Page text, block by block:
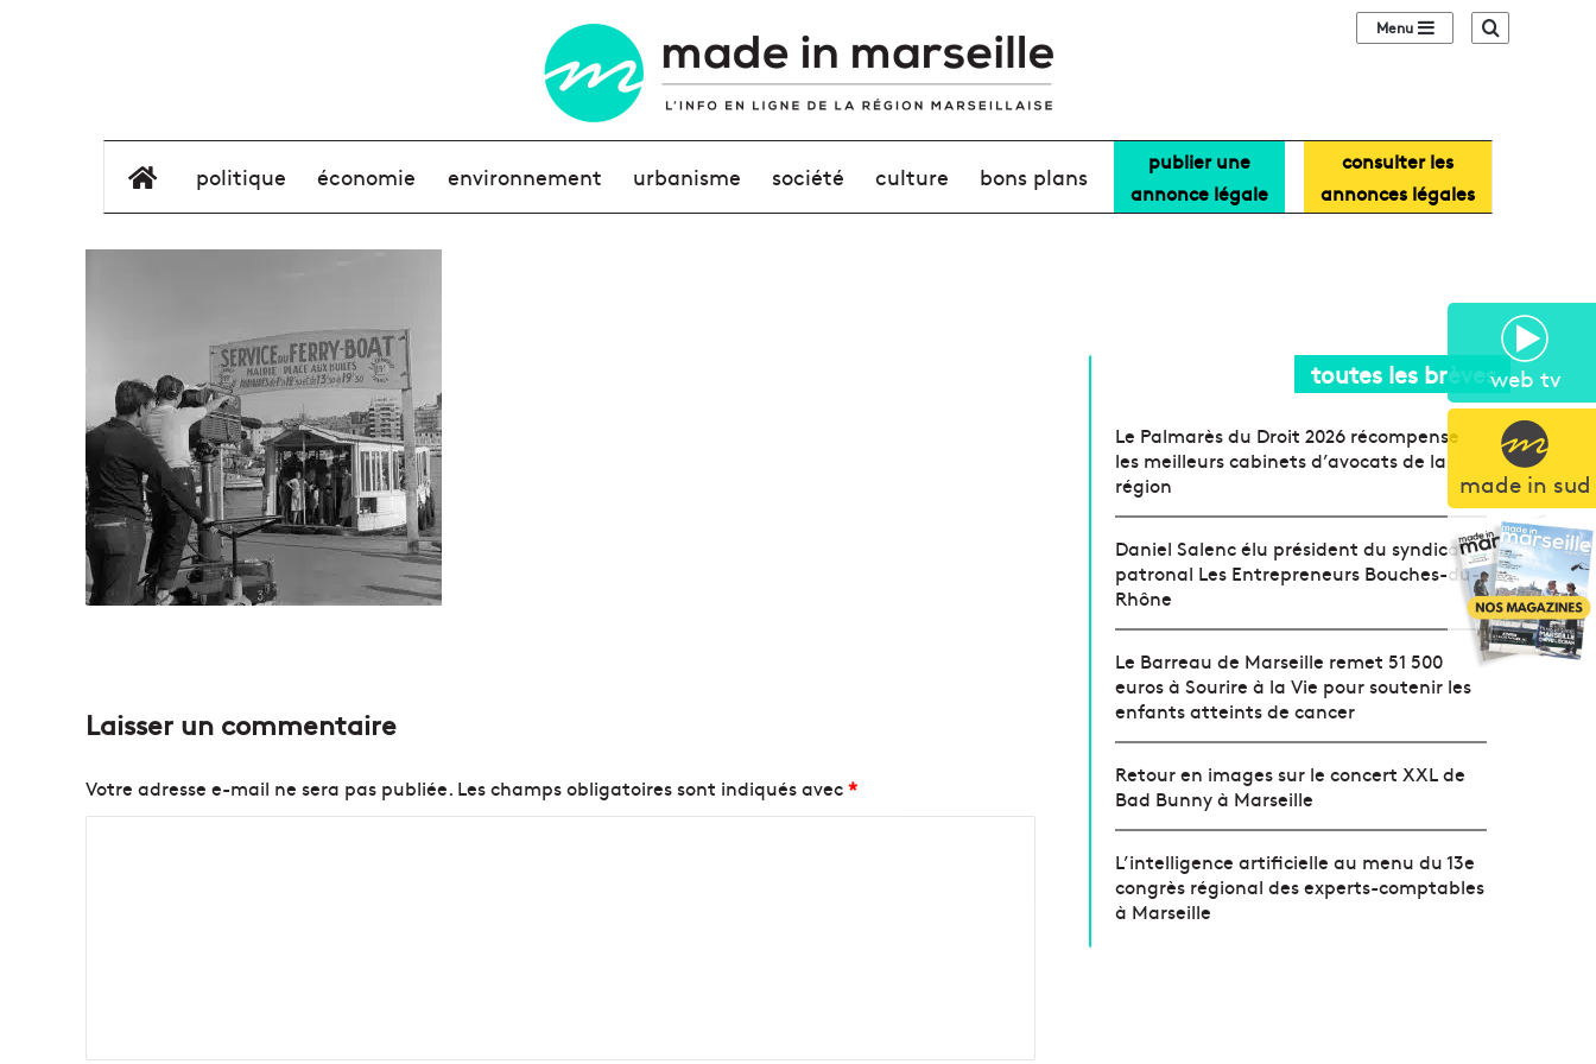
web tv
made in sud
Sidebar (barre
élément de menu
politique économie environnement urbanisme société culture bons plans
publier une
annonce légale
consulter les
annonces légales
Laisser un commentaire
Votre adresse e-mail ne sera pas publiée. Les champs obligatoires sont indiqués avec*
toutes les brèves
Le Palmarès du Droit 2026 récompense
les meilleurs cabinets d’avocats de la
région
Daniel Salenc élu président du syndicat
patronal Les Entrepreneurs Bouches-du-
Rhône
Le Barreau de Marseille remet 51 500
euros à Sourire à la Vie pour soutenir les
enfants atteints de cancer
Retour en images sur le concert XXL de
Bad Bunny à Marseille
L’intelligence artificielle au menu du 13e
congrès régional des experts-comptables
à Marseille